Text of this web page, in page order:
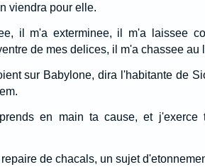
viendra pour elle.
il m'a exterminee, il m'a laissee
de mes delices, il m'a chassee au
sur Babylone, dira l'habitante de
en main ta cause, et j'exerce
de chacals, un sujet